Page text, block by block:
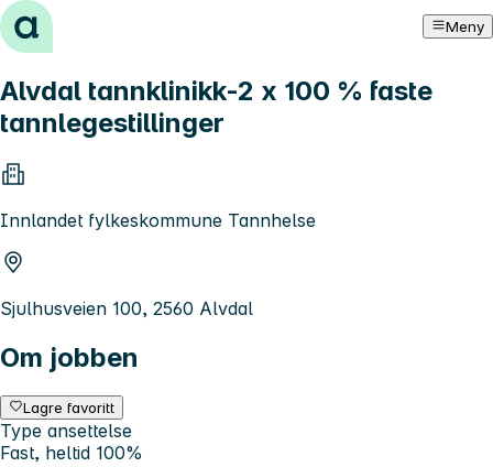
Hopp til innhold Meny
Alvdal tannklinikk-2 x 100 % faste
tannlegestillinger
Innlandet fylkeskommune Tannhelse
Sjulhusveien 100, 2560 Alvdal
Om jobben
Lagre favoritt
Type ansettelse
Fast, heltid 100%